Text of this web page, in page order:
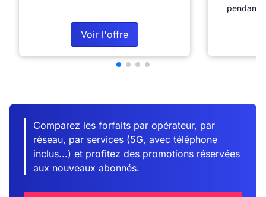
Voir l'offre
pendant
Comparez les forfaits par opérateur, par
réseau, par services (5G, avec téléphone
inclus...) et profitez des promotions réservées
aux nouveaux abonnés.